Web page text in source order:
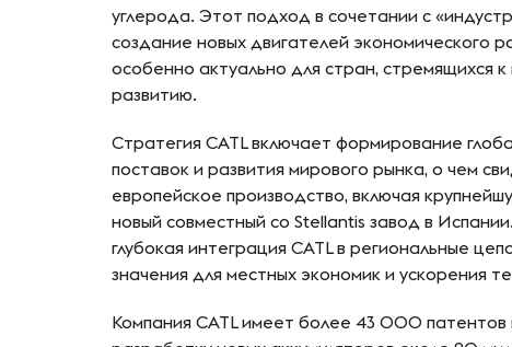
углерода. Этот подход в сочетании с
создание новых двигателей экономического
особенно актуально для стран, стремящихся
развитию.
Стратегия CATL включает формирование
поставок и развития мирового рынка, о чем
европейское производство, включая
новый совместный со Stellantis завод в
глубокая интеграция CATL в региональные
значения для местных экономик и ускорения
Компания CATL имеет более 43 000